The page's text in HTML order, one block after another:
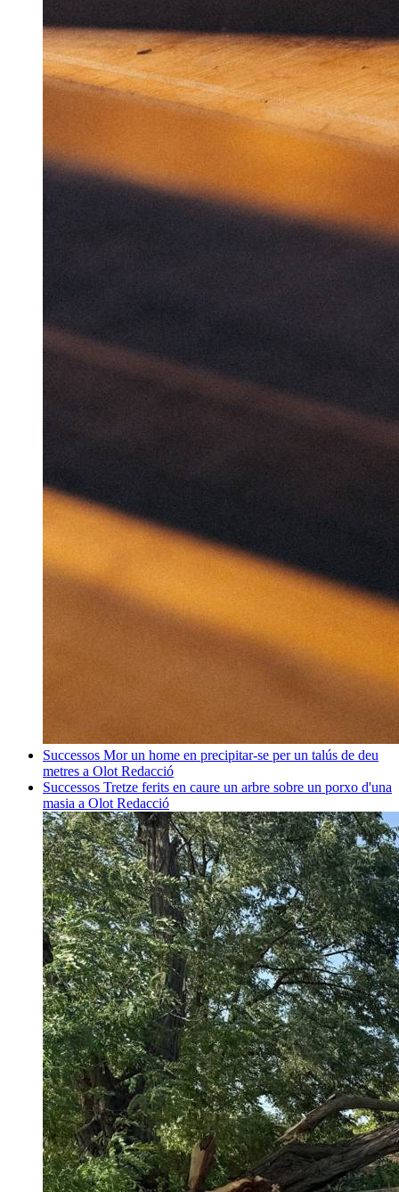
Successos Mor un home en precipitar-se per un talús de deu
metres a Olot Redacció
Successos Tretze ferits en caure un arbre sobre un porxo d'una
masia a Olot Redacció